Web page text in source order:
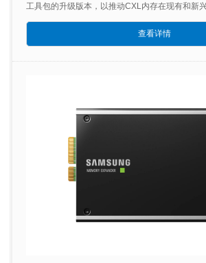
工具包的升级版本，以推动CXL内存在现有和新
查看详情